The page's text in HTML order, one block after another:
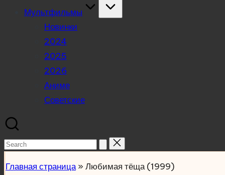
Мультфильмы
Новинки
2024
2025
2026
Аниме
Советские
Search
Главная страница» Любимая тёща (1999)